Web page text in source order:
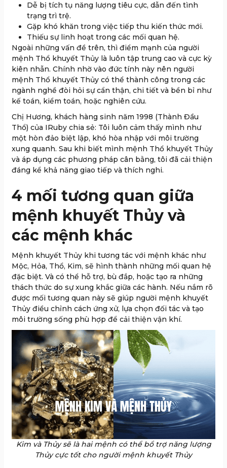
Dễ bị tích tụ năng lượng tiêu cực, dẫn đến tình
trạng trì trệ.
Gặp khó khăn trong việc tiếp thu kiến thức mới.
Thiếu sự linh hoạt trong các mối quan hệ.
Ngoài những vấn đề trên, thì điểm mạnh của người
mệnh Thổ khuyết Thủy là luôn tập trung cao và cực kỳ
kiên nhẫn. Chính nhờ vào đức tính này nên người
mệnh Thổ khuyết Thủy có thể thành công trong các
ngành nghề đòi hỏi sự cẩn thận, chi tiết và bền bỉ như
kế toán, kiểm toán, hoặc nghiên cứu.
Chị Hương, khách hàng sinh năm 1998 (Thành Đầu
Thổ) của IRuby chia sẻ: Tôi luôn cảm thấy mình như
một hòn đảo biệt lập, khó hòa nhập với môi trường
xung quanh. Sau khi biết mình mệnh Thổ khuyết Thủy
và áp dụng các phương pháp cân bằng, tôi đã cải thiện
đáng kể khả năng giao tiếp và thích nghi.
4 mối tương quan giữa
mệnh khuyết Thủy và
các mệnh khác
Mệnh khuyết Thủy khi tương tác với mệnh khác như
Mộc, Hỏa, Thổ, Kim, sẽ hình thành những mối quan hệ
đặc biệt. Và có thể hỗ trợ, bù đắp, hoặc tạo ra những
thách thức do sự xung khắc giữa các hành. Nếu nắm rõ
được mối tương quan này sẽ giúp người mệnh khuyết
Thủy điều chỉnh cách ứng xử, lựa chọn đối tác và tạo
môi trường sống phù hợp để cải thiện vận khí.
Kim và Thủy sẽ là hai mệnh có thể bổ trợ năng lượng
Thủy cực tốt cho người mệnh khuyết Thủy